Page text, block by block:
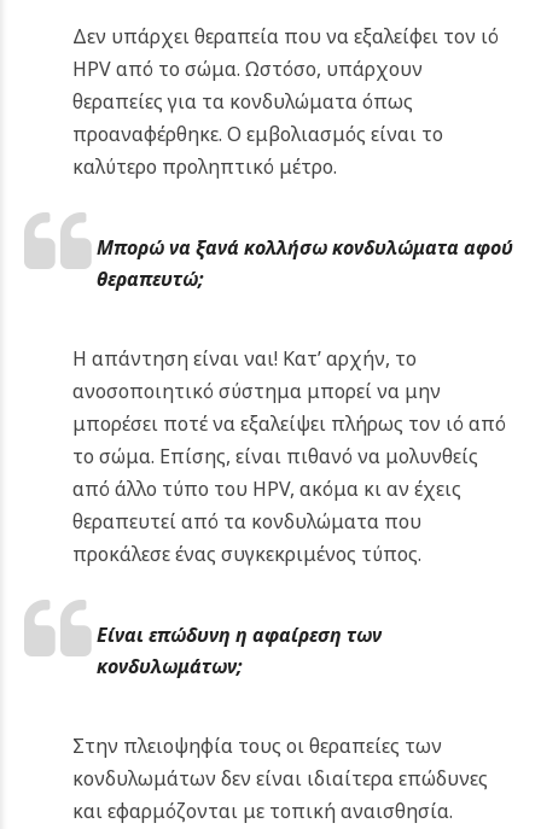
Δεν υπάρχει θεραπεία που να εξαλείφει τον ιό
HPV από το σώμα. Ωστόσο, υπάρχουν
θεραπείες για τα κονδυλώματα όπως
προαναφέρθηκε. Ο εμβολιασμός είναι το
καλύτερο προληπτικό μέτρο.
Μπορώ να ξανά κολλήσω κονδυλώματα αφού
θεραπευτώ;
Η απάντηση είναι ναι! Κατ’ αρχήν, το
ανοσοποιητικό σύστημα μπορεί να μην
μπορέσει ποτέ να εξαλείψει πλήρως τον ιό από
το σώμα. Επίσης, είναι πιθανό να μολυνθείς
από άλλο τύπο του HPV, ακόμα κι αν έχεις
θεραπευτεί από τα κονδυλώματα που
προκάλεσε ένας συγκεκριμένος τύπος.
Είναι επώδυνη η αφαίρεση των
κονδυλωμάτων;
Στην πλειοψηφία τους οι θεραπείες των
κονδυλωμάτων δεν είναι ιδιαίτερα επώδυνες
και εφαρμόζονται με τοπική αναισθησία.